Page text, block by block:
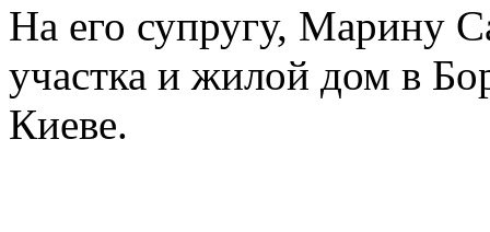
На его супругу, Марину
участка и жилой дом в
Киеве.